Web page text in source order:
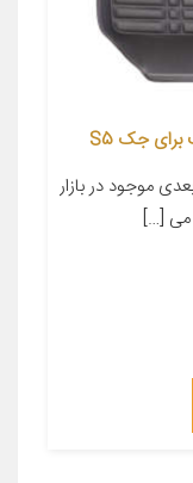
محصول بر خلاف کفپوش های 3 بعدی موجود در بازار
می […]